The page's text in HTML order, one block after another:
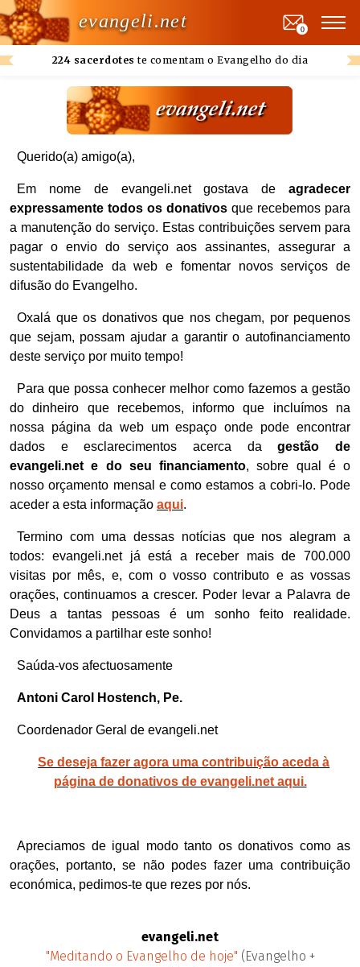
evangeli.net
224 sacerdotes te comentam o Evangelho do dia
0
Querido(a) amigo(a),
Em nome de evangeli.net gostava de agradecer
expressamente todos os donativos que recebemos para
a manutenção do serviço. Estas contribuições servem para
pagar o envio do serviço aos assinantes, assegurar a
sustentabilidade da web e fomentar novos serviços de
difusão do Evangelho.
Oxalá que os donativos que nos chegam, por pequenos
que sejam, possam ajudar a garantir o autofinanciamento
deste serviço por muito tempo!
Para que possa conhecer melhor como fazemos a gestão
do dinheiro que recebemos, informo que incluímos na
nossa página da web um espaço onde pode encontrar
dados e esclarecimentos acerca dagestão de
evangeli.net e do seu financiamento, sobre qual é o
nosso orçamento mensal e como estamos a cobri-lo. Pode
aceder a esta informação aqui.
Termino com uma dessas notícias que nos alegram a
todos: evangeli.net já está a receber mais de 700.000
visitas por mês, e, com o vosso contributo e as vossas
orações, continuamos a crescer. Poder levar a Palavra de
Deus a tantas pessoas é um sonho feito realidade.
Convidamos a partilhar este sonho!
Saúda-vos afectuosamente
Antoni Carol Hostench, Pe.
Coordenador Geral de evangeli.net
Se deseja fazer agora uma contribuição aceda à
página de donativos de evangeli.net aqui.
Apreciamos de igual modo tanto os donativos como as
orações, portanto, se não podes fazer uma contribuição
económica, pedimos-te que rezes por nós.
evangeli.net
"Meditando o Evangelho de hoje" (Evangelho +